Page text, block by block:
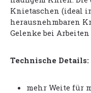
Knietaschen (ideal
herausnehmbaren
Gelenke bei
Technische Details:
mehr Weite für